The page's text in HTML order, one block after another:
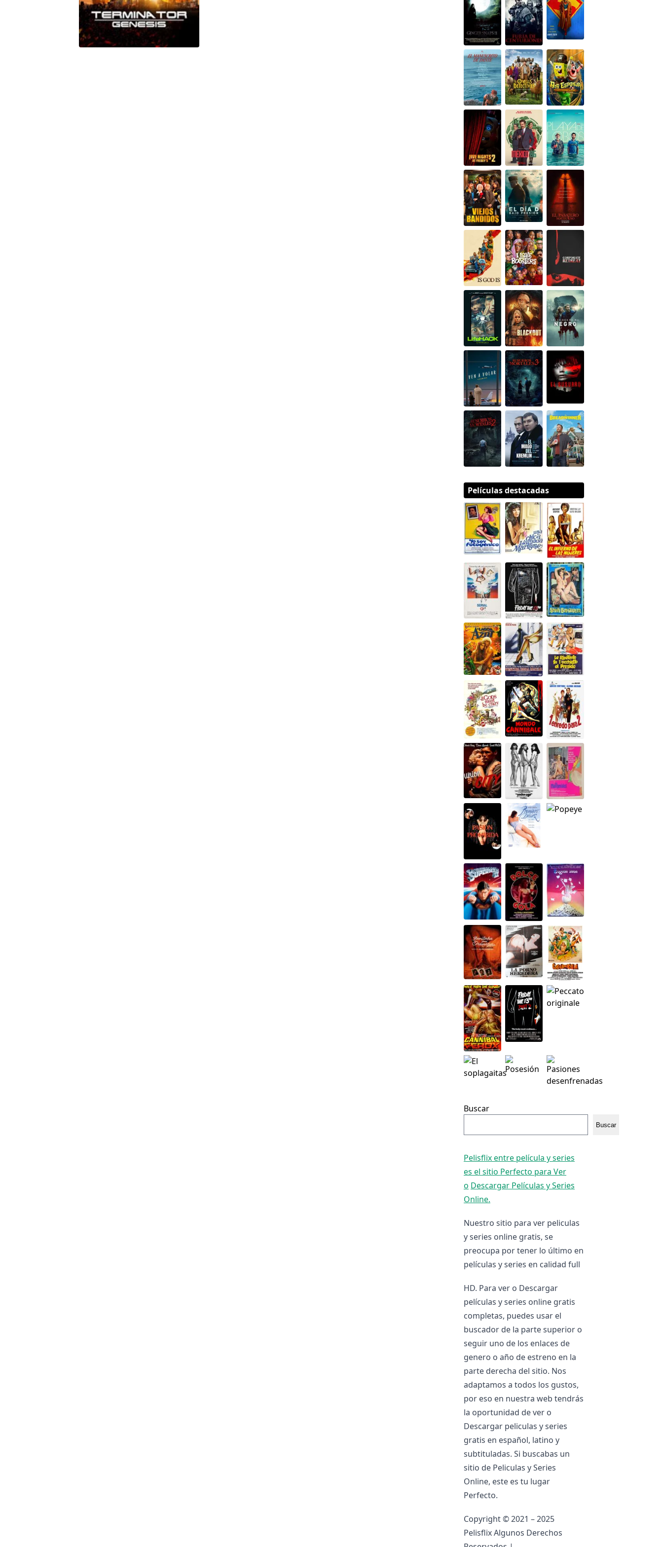
Peacock
Películas destacadas
Buscar
Buscar
Pelisflix entre película y series
es el sitio Perfecto para Ver
o Descargar Películas y Series
Online.
Nuestro sitio para ver peliculas
y series online gratis, se
preocupa por tener lo último en
películas y series en calidad full
HD. Para ver o Descargar
películas y series online gratis
completas, puedes usar el
buscador de la parte superior o
seguir uno de los enlaces de
genero o año de estreno en la
parte derecha del sitio. Nos
adaptamos a todos los gustos,
por eso en nuestra web tendrás
la oportunidad de ver o
Descargar peliculas y series
gratis en español, latino y
subtituladas. Si buscabas un
sitio de Peliculas y Series
Online, este es tu lugar
Perfecto.
Copyright © 2021 – 2025
Pelisflix Algunos Derechos